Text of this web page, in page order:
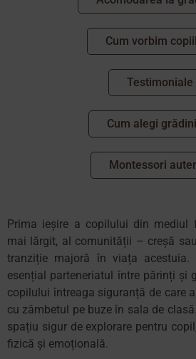
Cum vorbim
Testimoniale
Cum alegi
Montessori
Prima ieșire a copilului din mediul
mai lărgit, al comunității – creșă
tranziție majoră în viața acestuia.
esențial parteneriatul între părinți și
copilului întreaga siguranță de care
cu zâmbetul pe buze în sala de
spațiu sigur de explorare pentru
fizică și emoțională.